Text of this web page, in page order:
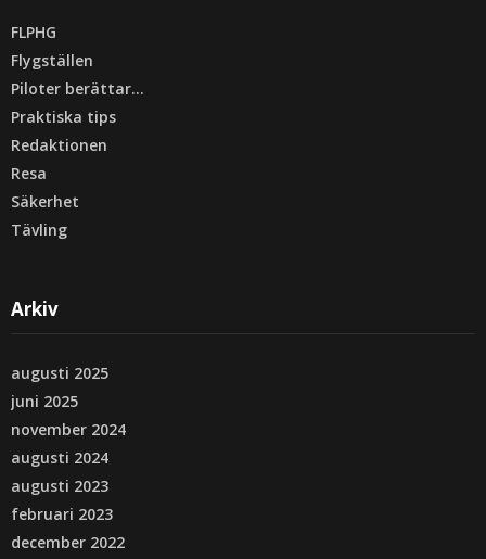
FLPHG
Flygställen
Piloter berättar…
Praktiska tips
Redaktionen
Resa
Säkerhet
Tävling
Arkiv
augusti 2025
juni 2025
november 2024
augusti 2024
augusti 2023
februari 2023
december 2022